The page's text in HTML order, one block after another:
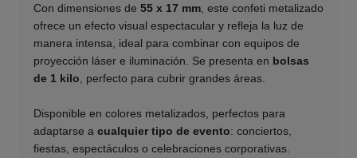
Con dimensiones de 55 x 17 mm, este confeti metalizado
ofrece un efecto visual espectacular y refleja la luz de
manera intensa, ideal para combinar con equipos de
proyección láser e iluminación. Se presenta en bolsas
de 1 kilo , perfecto para cubrir grandes áreas.
Disponible en colores metalizados, perfectos para
adaptarse a cualquier tipo de evento: conciertos,
fiestas, espectáculos o celebraciones corporativas.